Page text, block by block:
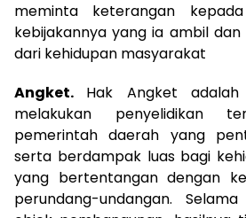
meminta keterangan
kebijakannya yang ia ambil
dari kehidupan masyarakat
Angket. Hak Angket
melakukan penyelidikan
pemerintah daerah yang
serta berdampak luas bagi
yang bertentangan dengan
perundang-undangan.